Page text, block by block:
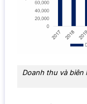
Doanh thu và biên